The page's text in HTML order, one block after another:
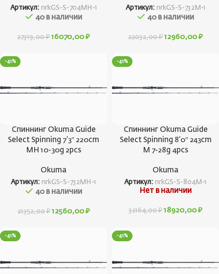
Артикул: nrkGS-S-704MH-1
40 в наличии
27319,00₽ 16070,00 ₽
Артикул: nrkGS-S-732M-1
40 в наличии
22032,00₽ 12960,00 ₽
-41%
Спиннинг Okuma Guide
Select Spinning 7’3″ 220cm
MH 10-30g 2pcs
Okuma
Артикул: nrkGS-S-732MH-1
40 в наличии
21352,00₽ 12560,00 ₽
-41%
Спиннинг Okuma Guide
Select Spinning 8’0″ 243cm
M 7-28g 4pcs
Okuma
Артикул: nrkGS-S-804M-1
Нет в наличии
32164,00₽ 18920,00 ₽
-41% -41%